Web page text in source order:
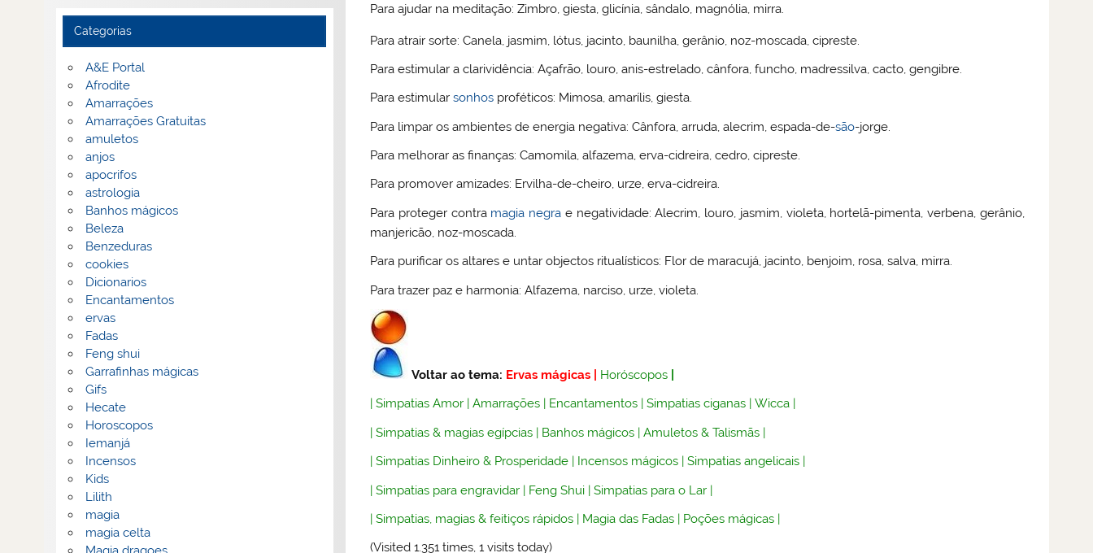
Para ajudar na meditação: Zimbro, giesta, glicínia, sândalo, magnólia, mirra.
Para atrair sorte: Canela, jasmim, lótus, jacinto, baunilha, gerânio, noz-moscada, cipreste.
Para estimular a clarividência: Açafrão, louro, anis-estrelado, cânfora, funcho, madressilva, cacto, gengibre.
Para estimularsonhos proféticos: Mimosa, amarílis, giesta.
Para limpar os ambientes de energia negativa: Cânfora, arruda, alecrim, espada-de-são-jorge.
Para melhorar as finanças: Camomila, alfazema, erva-cidreira, cedro, cipreste.
Para promover amizades: Ervilha-de-cheiro, urze, erva-cidreira.
Para proteger contra magia negra e negatividade: Alecrim, louro, jasmim, violeta, hortelã-pimenta, verbena, gerânio,
manjericão, noz-moscada.
Para purificar os altares e untar objectos ritualísticos: Flor de maracujá, jacinto, benjoim, rosa, salva, mirra.
Para trazer paz e harmonia: Alfazema, narciso, urze, violeta.
Voltar ao tema: Ervas mágicas Horóscopos
|Simpatias Amor |Amarrações Encantamentos |Simpatias ciganas |Wicca
|Simpatias & magias egípcias | Banhos mágicos |Amuletos & Talismãs |
|Simpatias Dinheiro & Prosperidade | Incensos mágicos |Simpatias angelicais |
|Simpatias para engravidar | Feng Shui |Simpatias para o Lar |
|Simpatias, magias & feitiços rápidos | Magia das Fadas | Poções mágicas |
(Visited 1.351 times, 1 visits today)
Categorias
A&E Portal
Afrodite
Amarrações
Amarrações Gratuitas
amuletos
anjos
apocrifos
astrologia
Banhos mágicos
Beleza
Benzeduras
cookies
Dicionarios
Encantamentos
ervas
Fadas
Feng shui
Garrafinhas mágicas
Gifs
Hecate
Horoscopos
Iemanjá
Incensos
Kids
Lilith
magia
magia celta